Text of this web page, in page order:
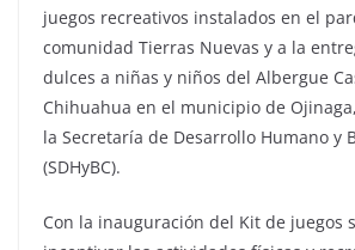
juegos recreativos instalados en el
comunidad Tierras Nuevas y a la
dulces a niñas y niños del Albergue
Chihuahua en el municipio de
la Secretaría de Desarrollo Humano y
(SDHyBC).
Con la inauguración del Kit de juegos